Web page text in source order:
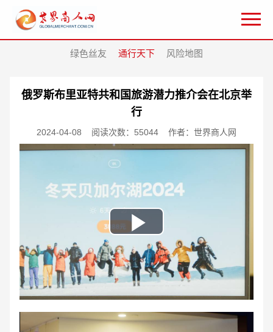
绿色丝友 通行天下 风险地图
俄罗斯布里亚特共和国旅游潜力推介会在北京举
行
2024-04-08 阅读次数：55044 作者：世界商人网
Play
Video